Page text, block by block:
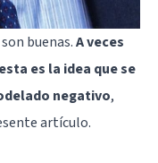
buenas.A veces
es la idea que se
negativo,
artículo.